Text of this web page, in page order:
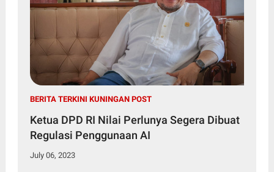
BERITA TERKINI KUNINGAN POST
Ketua DPD RI Nilai Perlunya Segera Dibuat
Regulasi Penggunaan AI
July 06, 2023